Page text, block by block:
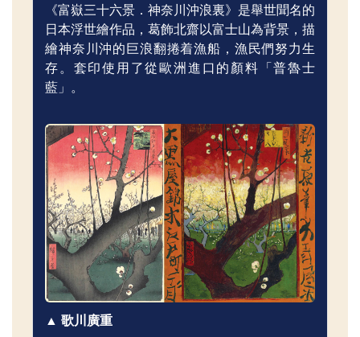
《富嶽三十六景．神奈川沖浪裏》是舉世聞名的
日本浮世繪作品，葛飾北齋以富士山為背景，描
繪神奈川沖的巨浪翻捲着漁船，漁民們努力生
存。套印使用了從歐洲進口的顏料「普魯士
藍」。
▲ 歌川廣重